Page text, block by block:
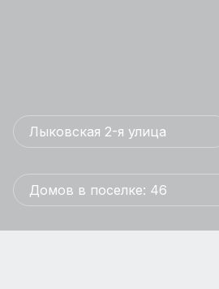
Лыковская 2-я улица
Домов в поселке: 46